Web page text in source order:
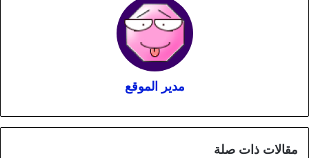
مدير الموقع
مقالات ذات صلة